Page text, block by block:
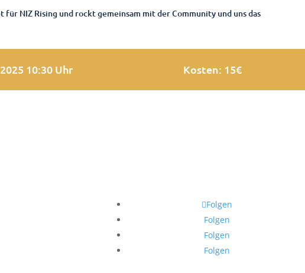
NIZ Rising und rockt gemeinsam mit der Community und uns das
10:30 Uhr Kosten: 15€
Folgen
Folgen
Folgen
Folgen